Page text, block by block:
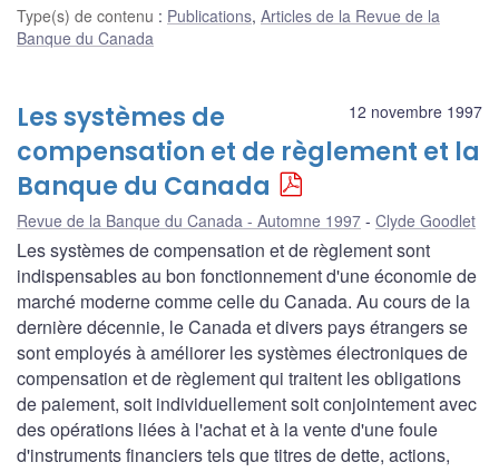
Type(s) de contenu : Publications, Articles de la Revue de la
Banque du Canada
12 novembre 1997
Les systèmes de
compensation et de règlement et la
Banque du Canada
Revue de la Banque du Canada - Automne 1997 Clyde Goodlet
Les systèmes de compensation et de règlement sont
indispensables au bon fonctionnement d'une économie de
marché moderne comme celle du Canada. Au cours de la
dernière décennie, le Canada et divers pays étrangers se
sont employés à améliorer les systèmes électroniques de
compensation et de règlement qui traitent les obligations
de paiement, soit individuellement soit conjointement avec
des opérations liées à l'achat et à la vente d'une foule
d'instruments financiers tels que titres de dette, actions,